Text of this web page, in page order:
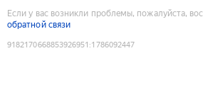
Если у вас возникли проблемы, пожалуйста,
обратной связи
9182170668853926951 :1786092447